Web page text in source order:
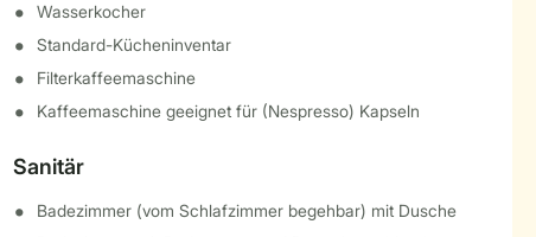
Wasserkocher
Standard-Kücheninventar
Filterkaffeemaschine
Kaffeemaschine geeignet für (Nespresso) Kapseln
Sanitär
Badezimmer (vom Schlafzimmer begehbar) mit Dusche